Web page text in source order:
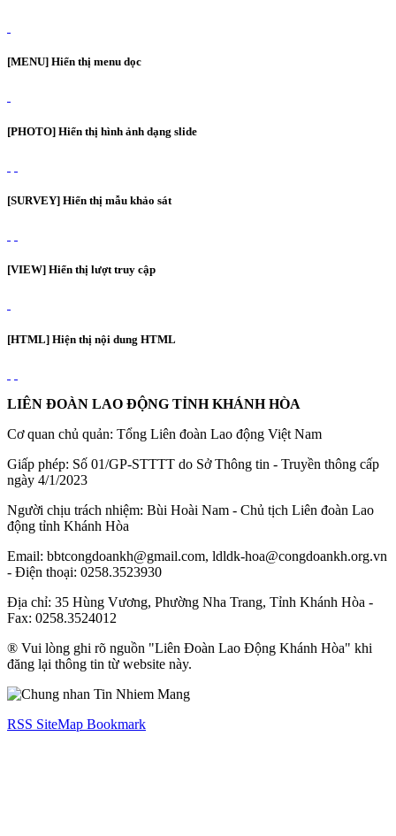
[MENU] Hiển thị menu dọc
[PHOTO] Hiển thị hình ảnh dạng slide
[SURVEY] Hiển thị mẫu khảo sát
[VIEW] Hiển thị lượt truy cập
[HTML] Hiện thị nội dung HTML
LIÊN ĐOÀN LAO ĐỘNG TỈNH KHÁNH HÒA
Cơ quan chủ quản: Tổng Liên đoàn Lao động Việt Nam
Giấp phép: Số 01/GP-STTTT do Sở Thông tin - Truyền thông cấp
ngày 4/1/2023
Người chịu trách nhiệm: Bùi Hoài Nam - Chủ tịch Liên đoàn Lao
động tỉnh Khánh Hòa
Email: bbtcongdoankh@gmail.com, ldldk-hoa@congdoankh.org.vn
- Điện thoại: 0258.3523930
Địa chỉ: 35 Hùng Vương, Phường Nha Trang, Tỉnh Khánh Hòa -
Fax: 0258.3524012
® Vui lòng ghi rõ nguồn "Liên Đoàn Lao Động Khánh Hòa" khi
đăng lại thông tin từ website này.
RSS SiteMap Bookmark